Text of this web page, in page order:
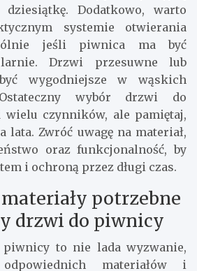
Dodatkowo, warto
systemie otwierania
jeśli piwnica ma być
Drzwi przesuwne lub
wygodniejsze w wąskich
wybór drzwi do
czynników, ale pamiętaj,
lata. Zwróć uwagę na materiał,
oraz funkcjonalność, by
i ochroną przez długi czas.
potrzebne
drzwi do piwnicy
to nie lada wyzwanie,
materiałów i